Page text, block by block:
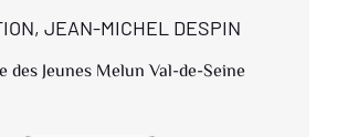
JEAN-MICHEL DESPIN
des Jeunes Melun Val-de-Seine